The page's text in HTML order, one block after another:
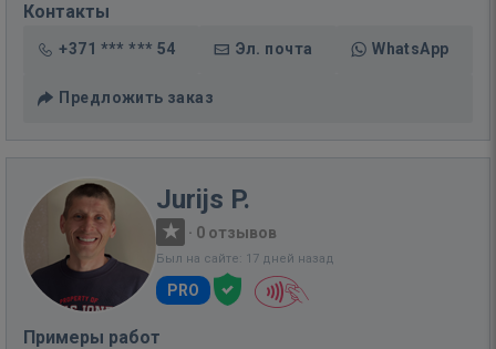
Контакты
+371 *** *** 54 Эл. почта WhatsApp
Предложить заказ
Jurijs P.
· 0 отзывов
Был на сайте: 17 дней назад
PRO
Примеры работ